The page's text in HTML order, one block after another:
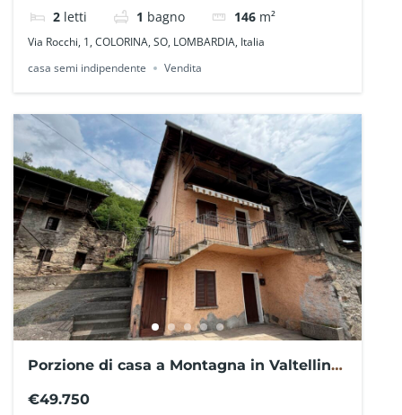
2 letti 1 bagno 146 m²
Via Rocchi, 1, COLORINA, SO, LOMBARDIA, Italia
casa semi indipendente
Vendita
Porzione di casa a Montagna in Valtellina
€49.750